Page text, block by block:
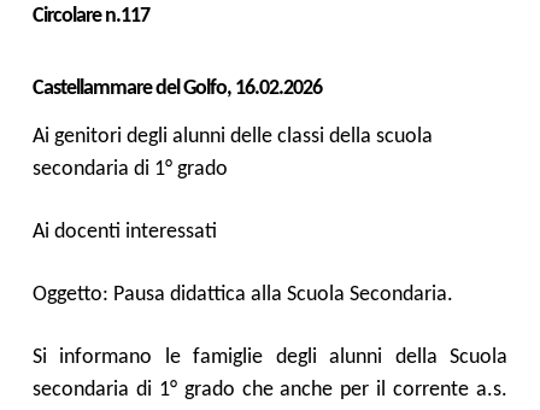
Circolare n.117
Castellammare del Golfo, 16.02.2026
Ai genitori degli alunni delle classi della scuola
secondaria di 1° grado
Ai docenti interessati
Oggetto: Pausa didattica alla Scuola Secondaria.
Si informano le famiglie degli alunni della Scuola
secondaria di 1° grado cheanche per il corrente a.s.